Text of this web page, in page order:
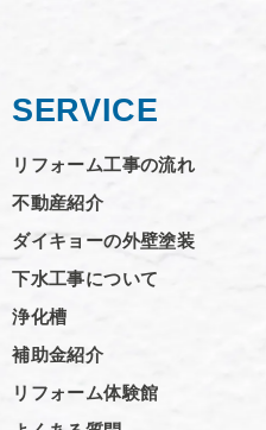
SERVICE
リフォーム工事の流れ
不動産紹介
ダイキョーの外壁塗装
下水工事について
浄化槽
補助金紹介
リフォーム体験館